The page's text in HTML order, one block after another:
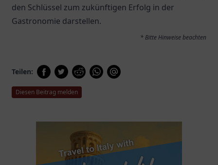
den Schlüssel zum zukünftigen Erfolg in der
Gastronomie darstellen.
* Bitte Hinweise beachten
Teilen:
Diesen Beitrag melden